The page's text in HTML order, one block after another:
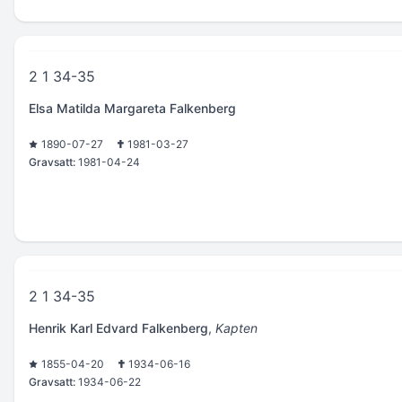
2 1 34-35
Elsa Matilda Margareta Falkenberg
1890-07-27
1981-03-27
Gravsatt: 1981-04-24
2 1 34-35
Henrik Karl Edvard Falkenberg, Kapten
1855-04-20
1934-06-16
Gravsatt: 1934-06-22